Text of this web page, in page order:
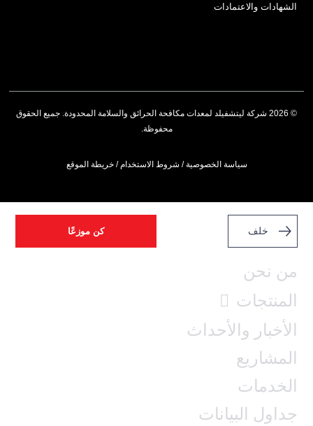
الشهادات والاعتمادات
© 2026 شركة ليتشفيلد لمعدات مكافحة الحرائق والسلامة المحدودة. جميع الحقوق
محفوظة.
سياسة الخصوصية/ شروط الاستخدام /خريطة الموقع
خلف كن موزعًا
من نحن
المنتجات
الأخبار والأحداث
المشاريع
الخدمات
جداول البيانات